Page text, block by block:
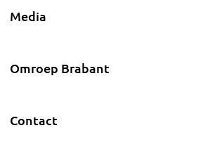
Media
Omroep Brabant
Contact